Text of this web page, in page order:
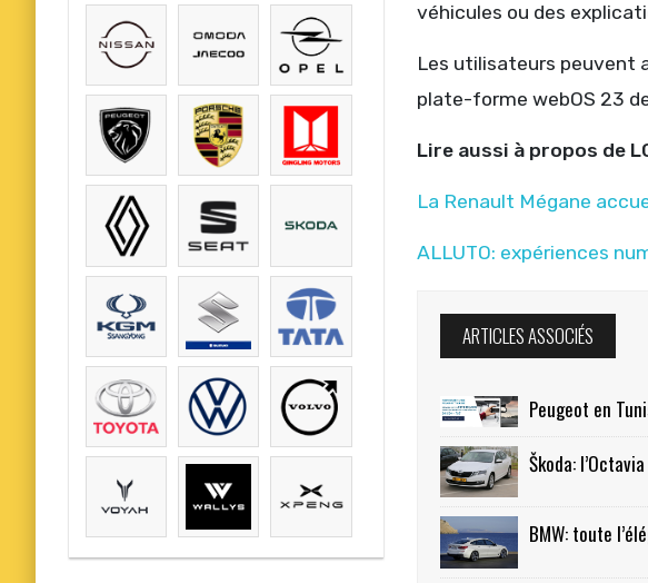
véhicules ou des
Les utilisateurs peuvent
plate-forme webOS 23
Lire aussi à propos de
La Renault Mégane
ALLUTO: expériences
ARTICLES ASSOCIÉS
Peugeot en
Škoda:
BMW: toute